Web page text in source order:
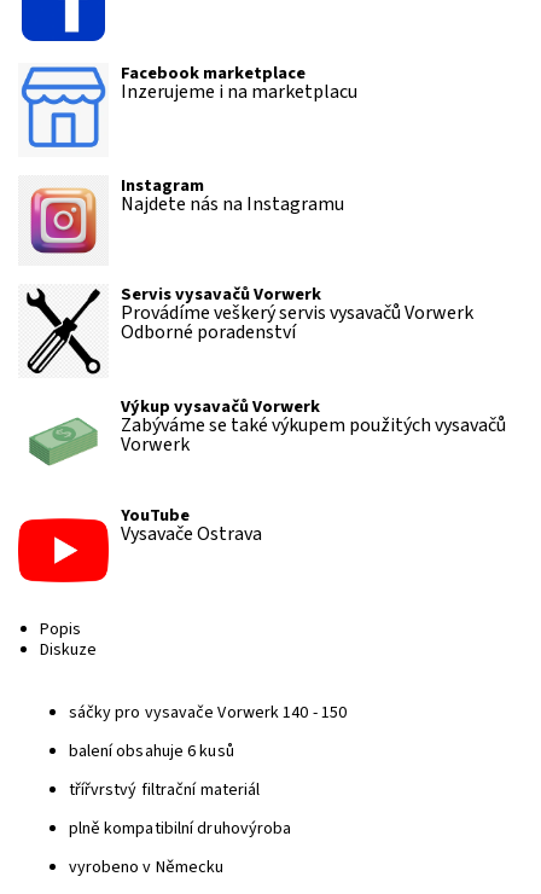
Facebook marketplace
Inzerujeme i na marketplacu
Instagram
Najdete nás na Instagramu
Servis vysavačů Vorwerk
Provádíme veškerý servis vysavačů Vorwerk
Odborné poradenství
Výkup vysavačů Vorwerk
Zabýváme se také výkupem použitých vysavačů
Vorwerk
YouTube
Vysavače Ostrava
Popis
Diskuze
sáčky pro vysavače Vorwerk 140 - 150
balení obsahuje 6 kusů
třířvrstvý filtrační materiál
plně kompatibilní druhovýroba
vyrobeno v Německu